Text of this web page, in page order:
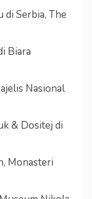
di Serbia, The
Biara
Nasional
& Dositej di
Monasteri